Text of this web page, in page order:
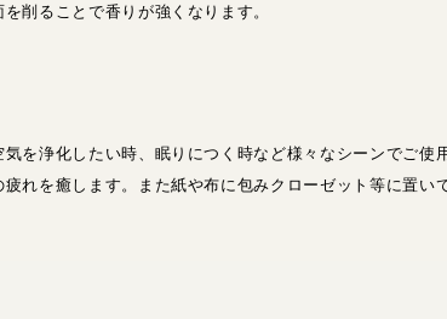
削ることで香りが強くなります。
を浄化したい時、眠りにつく時など様々なシーンでご使
れを癒します。また紙や布に包みクローゼット等に置い